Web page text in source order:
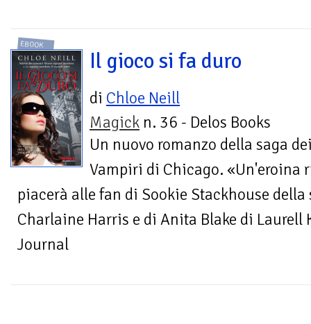
EBOOK
Il gioco si fa duro
di Chloe Neill
Magick n. 36 - Delos Books
Un nuovo romanzo della saga
Vampiri di Chicago. «Un'eroina
piacerà alle fan di Sookie Stackhouse della
Charlaine Harris e di Anita Blake di Laurell
Journal